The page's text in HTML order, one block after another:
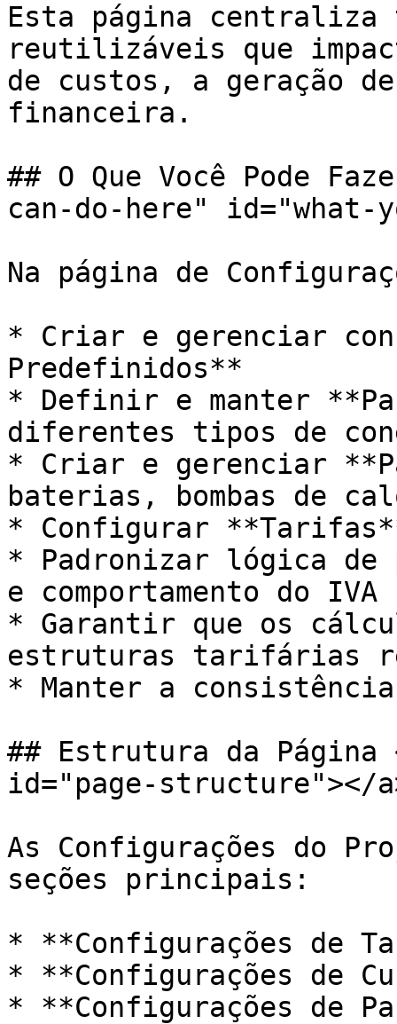
Esta página centraliza
reutilizáveis que
de custos, a geração
financeira.
## O Que Você Pode
can-do-here" id="what-
Na página de
* Criar e gerenciar
Predefinidos**
* Definir e manter
diferentes tipos de
* Criar e gerenciar
baterias, bombas de
* Configurar
* Padronizar lógica de
e comportamento do IVA
* Garantir que os
estruturas tarifárias
* Manter a
## Estrutura da
id="page-structure"></
As Configurações do
seções principais:
* **Configurações de
* **Configurações de
* **Configurações de